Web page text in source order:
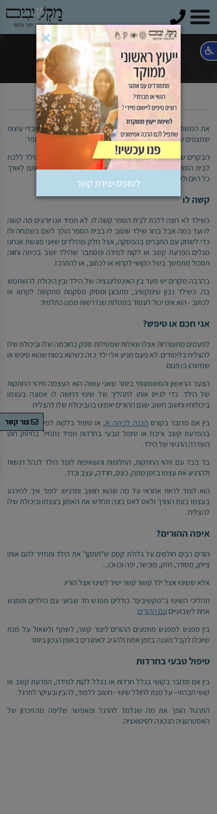
הוא לא רוצה ללכת לבית הספר
את המשפט הזה אני שומעת שוב ושוב מהורים מתוסכלים ואובדי עיצות
שמצפים שאפעיל על הילד את קסמי והוא ירוץ בשמחה לבית הספר.
הבקרים שלהם רוויי מתח ועימותים. גם אם הצליחו לשכנע את הילד ללכת
לבית הספר הם מתחילים את היום ברגשות אשמה שמלווים אותם לאורך
כל היום ולעיתים מדירים שינה מעינם.
קשה לו
כשילד לא רוצה ללכת לבית הספר קשה לו. לא תמיד אנו יודעים מה קשה
לו ועד כמה אבל ברור שילד שטוב לו בבית הספר הולך לשם בשמחה ולו
כדי לשחק עם החברים בהפסקה, אצל חלק מהילדים שאני פוגשת אנחנו
מגלים הפרעת קשב או לקות למידה ומסתבר שהילד יושב בכיתה וחווה
תסכול מתמשך בשל הקושי לקרוא או לכתוב, או להתרכז.
בהרבה מקרים יש פער בין האינטליגנציה של הילד ובין היכולת להשתמש
בה. כשילד נבון שימקשיב, מתבונן ומסיק מסקנות מתקשה לקרוא או
לכתוב - הוא אינו יכול לעמוד במטלות שנדרשות ממנו כתלמיד.
אני חכם או טיפש?
לפעמים מתעוררות אצלו שאלות שמטילות ספק בחוכמה שלו וביכולת שלו
להצליח בלימודים. לא פעם מגיע אלי ילד כזה כשהוא בטוח שהוא טיפש או
שמשהו בו פגום.
הצעד הראשון והמשמעותי ביותר שאני עושה הוא העצמה וזיהוי החוזקות
של הילד. כדי לגייס אותו לתהליך של שינוי דרושה לו אמונה בעצמו
ביכולותיו וחשוב חשוב שגם ההורים יאמינו בו וביכולת שלו להצליח.
בין אם מדובר בקורס הכנה לכיתה א', או טיפול בלקות למידה, או טיפול
בהפרעת קשב וריכוז או טיפול טבעי בחרדות תמיד נתחיל בחיזוק חוט
השדרה הרגשי של הילד.
בד בבד עם זיהוי החוזקות, החלומות והשאיפות לומד הילד לנהל רגשות
ולהרגיע את עצמו בזמן מתח, כעס, חרדה, עצב וכדו'...
הוא לומד להיות אחראי על מה שהוא חושב ומרגיש. לומד איך להירגע
בעצמו בעת הצורך ולאט לאט בונה מחדש את האמון בעצמו וביכולת שלו
להצליח.
איפה ההורים?
הורים רבים חולמים על גלולת קסם ש"תתקן" את הילד ותחזיר להם אותו
צייתן, מסודר, חזק, מוכשר, יפה וכו וכו....
אלא ששינוי אצל ילד קשור קשר ישיר לשינוי אצל הוריו.
תהליכי השינוי ב"מקשיבים" כוללים מפגש חד שבועי עם הילדים ומפגש
אחת לשבועיים עם ההורים.
בין מפגש למפגש מוזמנים ההורים ליצור קשר, לשתף ולשאול על מנת
שיוכלו לקבל מענה בזמן אמת ולהגיב לאתגרים באופן הנכון ביותר.
טיפול טבעי בחרדות
בין אם מדובר בקושי בגלל חרדות או בגלל לקות למידה, הפרעת קשב או
קושי חברתי– על מנת לחולל שינוי - חשוב ללמוד, להבין ובעיקר לתרגל.
התרגול הופך את מה שנלמד להרגל ומאפשר שליפה מהזיכרון של
האסטרטגיה הנכונה לסיטואציה.
צור קשר
×
לטופס יצירת קשר